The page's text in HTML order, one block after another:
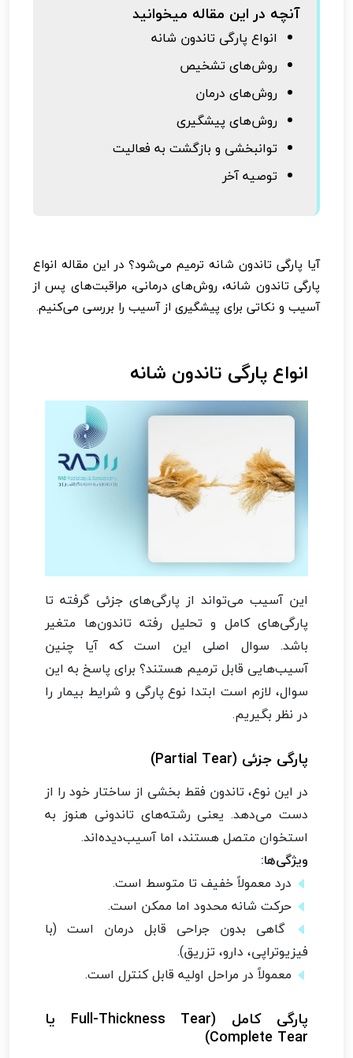
آنچه در این مقاله میخوانید
انواع پارگی تاندون شانه
روش‌های تشخیص
روش‌های درمان
روش‌های پیشگیری
توانبخشی و بازگشت به فعالیت
توصیه آخر
آیا پارگی تاندون شانه ترمیم می‌شود؟ در این مقاله انواع
پارگی تاندون شانه، روش‌های درمانی، مراقبت‌های پس از
آسیب و نکاتی برای پیشگیری از آسیب را بررسی می‌کنیم.
انواع پارگی تاندون شانه
این آسیب می‌تواند از پارگی‌های جزئی گرفته تا
پارگی‌های کامل و تحلیل رفته تاندون‌ها متغیر
باشد. سوال اصلی این است که آیا چنین
آسیب‌هایی قابل ترمیم هستند؟ برای پاسخ به این
سوال، لازم است ابتدا نوع پارگی و شرایط بیمار را
در نظر بگیریم.
پارگی جزئی (Partial Tear)
در این نوع، تاندون فقط بخشی از ساختار خود را از
دست می‌دهد. یعنی رشته‌های تاندونی هنوز به
استخوان متصل هستند، اما آسیب‌دیده‌اند.
ویژگی‌ها:
درد معمولاً خفیف تا متوسط است.
حرکت شانه محدود اما ممکن است.
گاهی بدون جراحی قابل درمان است (با
فیزیوتراپی، دارو، تزریق).
معمولاً در مراحل اولیه قابل کنترل است.
پارگی کامل (Full-Thickness Tear یا
Complete Tear)